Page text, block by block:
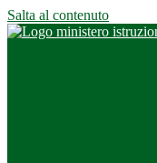
Salta al contenuto